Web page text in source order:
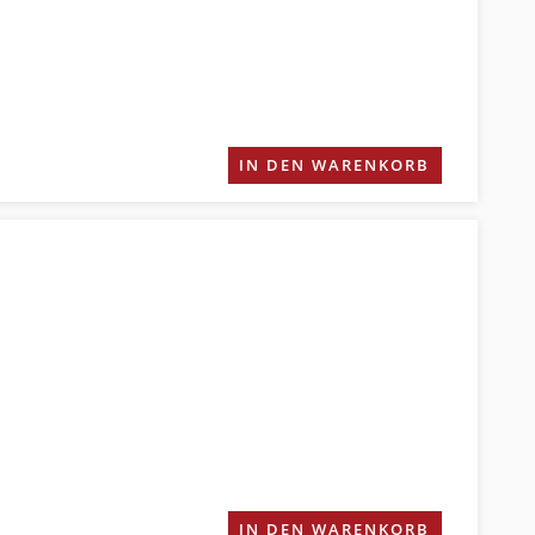
IN DEN WARENKORB
IN DEN WARENKORB